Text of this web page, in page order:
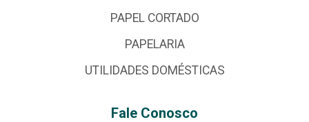
PAPEL CORTADO
PAPELARIA
UTILIDADES DOMÉSTICAS
Fale Conosco